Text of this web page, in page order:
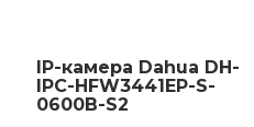
IP-камера Dahua DH-
IPC-HFW3441EP-S-
0600B-S2